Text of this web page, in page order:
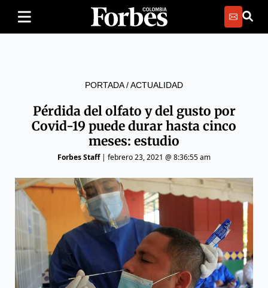
PORTADA/ACTUALIDAD
Pérdida del olfato y del gusto por
Covid-19 puede durar hasta cinco
meses: estudio
Forbes Staff| febrero 23, 2021 @ 8:36:55 am